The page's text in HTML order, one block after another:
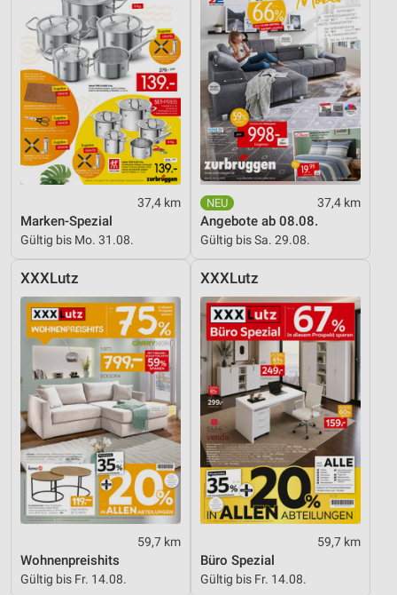
37,4 km
Marken-Spezial
Gültig bis Mo. 31.08.
37,4 km
Angebote ab 08.08.
Gültig bis Sa. 29.08.
XXXLutz
59,7 km
Wohnenpreishits
Gültig bis Fr. 14.08.
XXXLutz
59,7 km
Büro Spezial
Gültig bis Fr. 14.08.